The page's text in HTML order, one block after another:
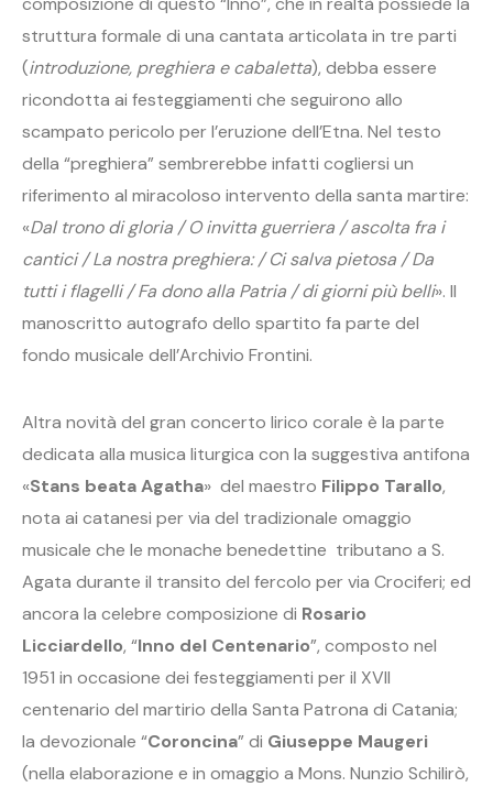
struttura formale di una cantata articolata in tre parti
(introduzione, preghiera e cabaletta), debba essere
ricondotta ai festeggiamenti che seguirono allo
scampato pericolo per l’eruzione dell’Etna. Nel testo
della “preghiera” sembrerebbe infatti cogliersi un
riferimento al miracoloso intervento della santa martire:
«Dal trono di gloria / O invitta guerriera / ascolta fra i
cantici / La nostra preghiera: / Ci salva pietosa / Da
tutti i flagelli / Fa dono alla Patria / di giorni più belli». Il
manoscritto autografo dello spartito fa parte del
fondo musicale dell’Archivio Frontini.
Altra novità del gran concerto lirico corale è la parte
dedicata alla musica liturgica con la suggestiva antifona
«Stans beata Agatha» del maestro Filippo Tarallo,
nota ai catanesi per via del tradizionale omaggio
musicale che le monache benedettine tributano a S.
Agata durante il transito del fercolo per via Crociferi; ed
ancora la celebre composizione di Rosario
Licciardello, “Inno del Centenario”, composto nel
1951 in occasione dei festeggiamenti per il XVII
centenario del martirio della Santa Patrona di Catania;
la devozionale “Coroncina” di Giuseppe Maugeri
(nella elaborazione e in omaggio a Mons. Nunzio Schilirò,